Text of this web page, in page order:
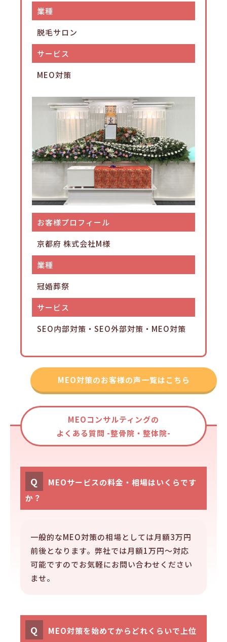
業種
脱毛サロン
サービス
MEO対策
お客様プロフィール
京都府 株式会社M様
業種
冠婚葬祭
サービス
SEO内部対策・SEO外部対策・MEO対策
MEO対策のお客様の声一覧はこちら
MEOコンサルティングの
よくある質問 -整骨院・整体院-
Q
MEOサービスの料金・相場はいくらです
か？
一般的なMEO対策の相場としては月額3万円
前後となります。弊社では月額1万円～対応
可能ですのでお気軽にお問い合わせください
ませ。
Q
MEO対策を始めてからどれくらいで上位